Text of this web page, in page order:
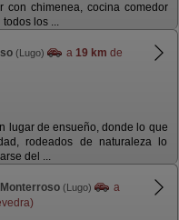
con chimenea, cocina comedor
los ...
(Lugo) a 19 km de
lugar de ensueño, donde lo que
rodeados de naturaleza lo
del ...
(Lugo)
a